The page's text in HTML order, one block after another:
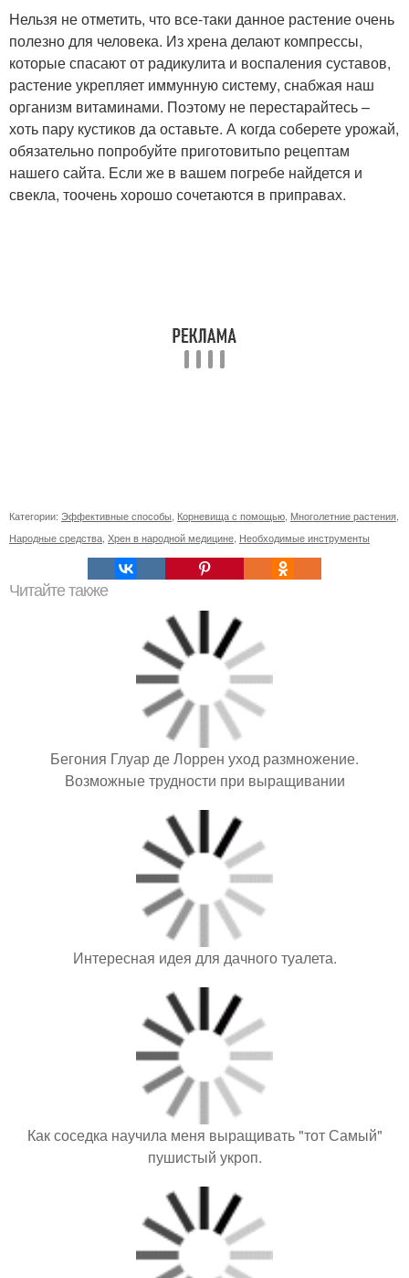
Нельзя не отметить, что все-таки данное растение очень
полезно для человека. Из хрена делают компрессы,
которые спасают от радикулита и воспаления суставов,
растение укрепляет иммунную систему, снабжая наш
организм витаминами. Поэтому не перестарайтесь –
хоть пару кустиков да оставьте. А когда соберете урожай,
обязательно попробуйте приготовитьпо рецептам
нашего сайта. Если же в вашем погребе найдется и
свекла, тоочень хорошо сочетаются в приправах.
Категории: Эффективные способы Корневища с помощью Многолетние растения
Народные средства Хрен в народной медицине Необходимые инструменты
Читайте также
Бегония Глуар де Лоррен уход размножение.
Возможные трудности при выращивании
Интересная идея для дачного туалета.
Как соседка научила меня выращивать "тот Самый"
пушистый укроп.
Почему осенью у пихты желтеют иголки. СОСУЩИЕ
ВРЕДИТЕЛИ